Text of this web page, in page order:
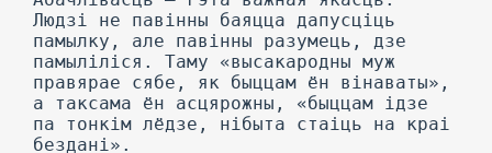
Людзі не павінны баяцца дапусціць
памылку, але павінны разумець, дзе
памыліліся. Таму «высакародны муж
правярае сябе, як быццам ён вінаваты»,
а таксама ён асцярожны, «быццам ідзе
па тонкім лёдзе, нібыта стаіць на краі
бездані».